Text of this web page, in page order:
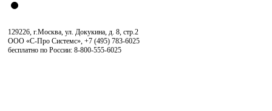
129226, г.Москва, ул. Докукина, д. 8, стр.2
ООО «С-Про Системс», +7 (495) 783-6025
бесплатно по России: 8-800-555-6025